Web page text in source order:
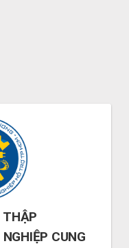
THẬP
CUNG